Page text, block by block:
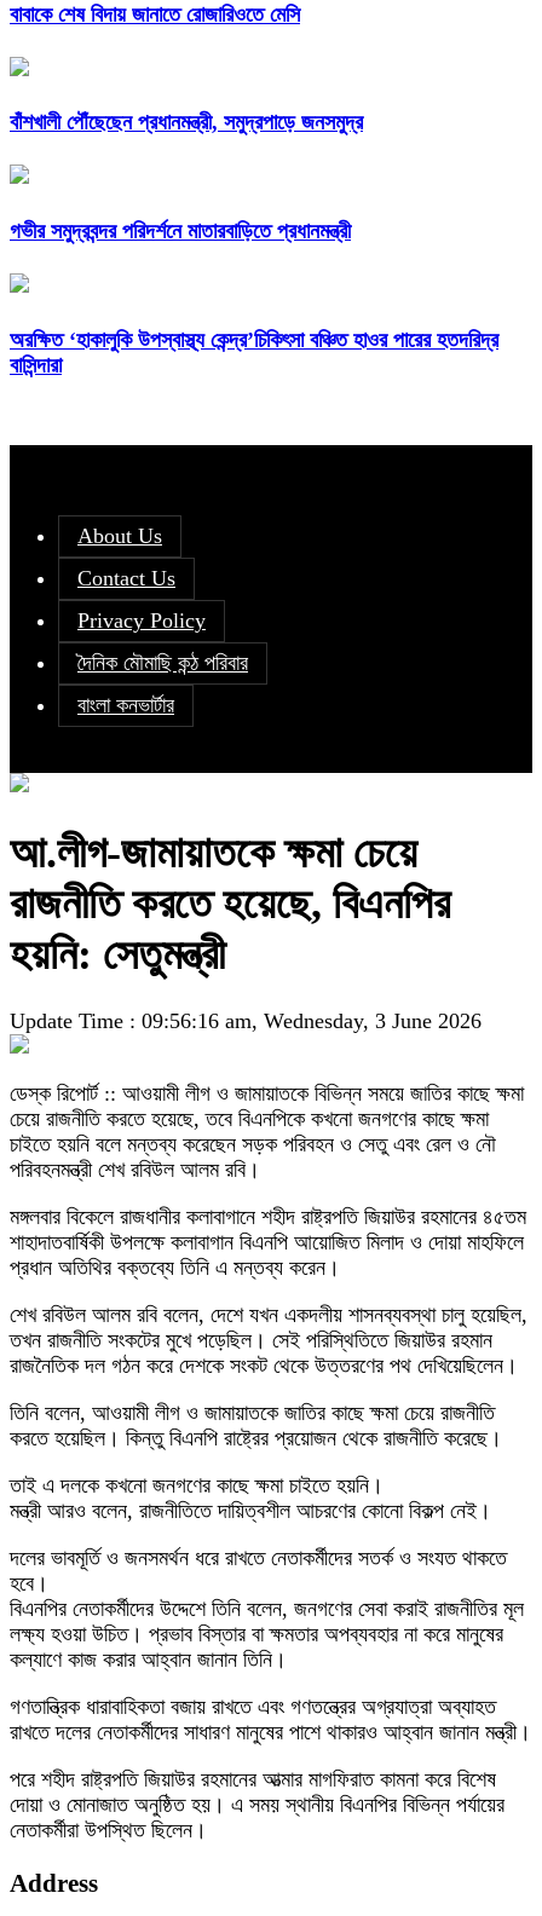
বাবাকে শেষ বিদায় জানাতে রোজারিওতে মেসি
বাঁশখালী পৌঁছেছেন প্রধানমন্ত্রী, সমুদ্রপাড়ে জনসমুদ্র
গভীর সমুদ্রবন্দর পরিদর্শনে মাতারবাড়িতে প্রধানমন্ত্রী
অরক্ষিত ‘হাকালুকি উপস্বাস্থ্য কেন্দ্র’চিকিৎসা বঞ্চিত হাওর পারের হতদরিদ্র
বাসিন্দারা
About Us
Contact Us
Privacy Policy
দৈনিক মৌমাছি কন্ঠ পরিবার
বাংলা কনভার্টার
আ.লীগ-জামায়াতকে ক্ষমা চেয়ে
রাজনীতি করতে হয়েছে, বিএনপির
হয়নি: সেতুমন্ত্রী
Update Time : 09:56:16 am, Wednesday, 3 June 2026
ডেস্ক রিপোর্ট :: আওয়ামী লীগ ও জামায়াতকে বিভিন্ন সময়ে জাতির কাছে ক্ষমা
চেয়ে রাজনীতি করতে হয়েছে, তবে বিএনপিকে কখনো জনগণের কাছে ক্ষমা
চাইতে হয়নি বলে মন্তব্য করেছেন সড়ক পরিবহন ও সেতু এবং রেল ও নৌ
পরিবহনমন্ত্রী শেখ রবিউল আলম রবি।
মঙ্গলবার বিকেলে রাজধানীর কলাবাগানে শহীদ রাষ্ট্রপতি জিয়াউর রহমানের ৪৫তম
শাহাদাতবার্ষিকী উপলক্ষে কলাবাগান বিএনপি আয়োজিত মিলাদ ও দোয়া মাহফিলে
প্রধান অতিথির বক্তব্যে তিনি এ মন্তব্য করেন।
শেখ রবিউল আলম রবি বলেন, দেশে যখন একদলীয় শাসনব্যবস্থা চালু হয়েছিল,
তখন রাজনীতি সংকটের মুখে পড়েছিল। সেই পরিস্থিতিতে জিয়াউর রহমান
রাজনৈতিক দল গঠন করে দেশকে সংকট থেকে উত্তরণের পথ দেখিয়েছিলেন।
তিনি বলেন, আওয়ামী লীগ ও জামায়াতকে জাতির কাছে ক্ষমা চেয়ে রাজনীতি
করতে হয়েছিল। কিন্তু বিএনপি রাষ্ট্রের প্রয়োজন থেকে রাজনীতি করেছে।
তাই এ দলকে কখনো জনগণের কাছে ক্ষমা চাইতে হয়নি।
মন্ত্রী আরও বলেন, রাজনীতিতে দায়িত্বশীল আচরণের কোনো বিকল্প নেই।
দলের ভাবমূর্তি ও জনসমর্থন ধরে রাখতে নেতাকর্মীদের সতর্ক ও সংযত থাকতে
হবে।
বিএনপির নেতাকর্মীদের উদ্দেশে তিনি বলেন, জনগণের সেবা করাই রাজনীতির মূল
লক্ষ্য হওয়া উচিত। প্রভাব বিস্তার বা ক্ষমতার অপব্যবহার না করে মানুষের
কল্যাণে কাজ করার আহ্বান জানান তিনি।
গণতান্ত্রিক ধারাবাহিকতা বজায় রাখতে এবং গণতন্ত্রের অগ্রযাত্রা অব্যাহত
রাখতে দলের নেতাকর্মীদের সাধারণ মানুষের পাশে থাকারও আহ্বান জানান মন্ত্রী।
পরে শহীদ রাষ্ট্রপতি জিয়াউর রহমানের আত্মার মাগফিরাত কামনা করে বিশেষ
দোয়া ও মোনাজাত অনুষ্ঠিত হয়। এ সময় স্থানীয় বিএনপির বিভিন্ন পর্যায়ের
নেতাকর্মীরা উপস্থিত ছিলেন।
Address